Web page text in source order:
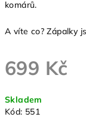
komárů.
A víte co? Zápalky
699 Kč
cena:
Skladem
Kód: 551